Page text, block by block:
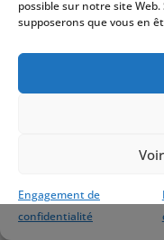
possible sur notre site
supposerons que vous en
Engagement de
confidentialité
La Réunion
5 Jan 2024|
internet